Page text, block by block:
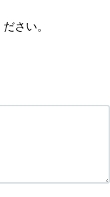
さい。